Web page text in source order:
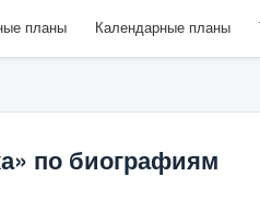
планы Календарные планы
по биографиям